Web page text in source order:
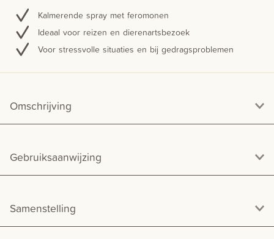
Kalmerende spray met feromonen
Ideaal voor reizen en dierenartsbezoek
Voor stressvolle situaties en bij gedragsproblemen
Omschrijving
Gebruiksaanwijzing
Samenstelling